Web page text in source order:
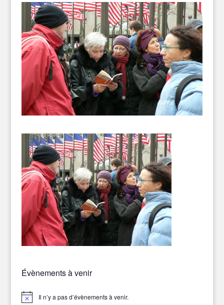
Évènements à venir
Notice Il n’y a pas d’évènements à venir.